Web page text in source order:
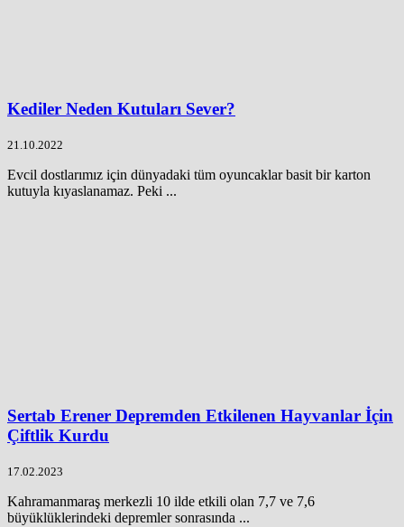
Kediler Neden Kutuları Sever?
21.10.2022
Evcil dostlarımız için dünyadaki tüm oyuncaklar basit bir karton
kutuyla kıyaslanamaz. Peki ...
Sertab Erener Depremden Etkilenen Hayvanlar İçin
Çiftlik Kurdu
17.02.2023
Kahramanmaraş merkezli 10 ilde etkili olan 7,7 ve 7,6
büyüklüklerindeki depremler sonrasında ...